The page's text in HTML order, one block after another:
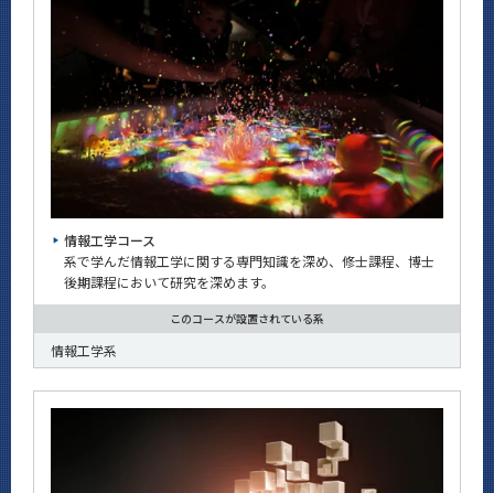
情報工学コース
系で学んだ情報工学に関する専門知識を深め、修士課程、博士
後期課程において研究を深めます。
このコースが設置されている系
情報工学系